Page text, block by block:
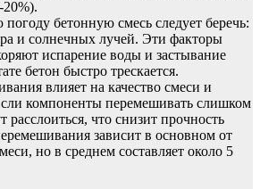
бетонную смесь следует беречь:
и солнечных лучей. Эти факторы
испарение воды и застывание
бетон быстро трескается.
влияет на качество смеси и
компоненты перемешивать слишком
расслоиться, что снизит прочность
зависит в основном от
но в среднем составляет около 5